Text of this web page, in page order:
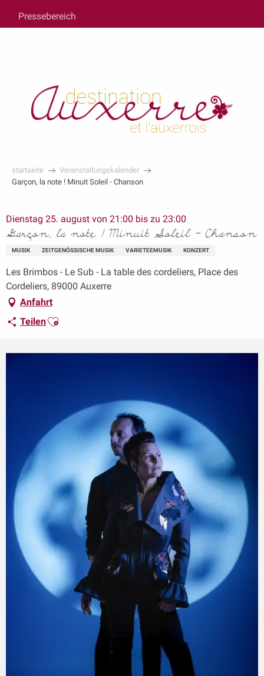
contenu
principal
Pressebereich
startseite
Veranstaltungskalender
Garçon, la note ! Minuit Soleil - Chanson
Dienstag 25. august von 21:00 bis zu 23:00
Garçon, la note ! Minuit Soleil - Chanson
MUSIK ZEITGENÖSSISCHE MUSIK VARIETEEMUSIK KONZERT
Les Brimbos - Le Sub - La table des cordeliers, Place des
Cordeliers, 89000 Auxerre
Anfahrt
TeilenAjouter aux favoris